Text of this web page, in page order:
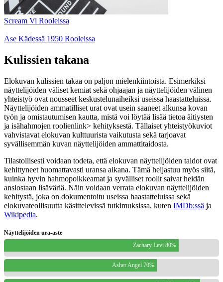
Scream Vi Rooleissa
Ase Kädessä 1950 Rooleissa
Kulissien takana
Elokuvan kulissien takaa on paljon mielenkiintoista. Esimerkiksi
näyttelijöiden väliset kemiat sekä ohjaajan ja näyttelijöiden välinen
yhteistyö ovat nousseet keskustelunaiheiksi useissa haastatteluissa.
Näyttelijöiden ammatilliset urat ovat usein saaneet alkunsa kovan
työn ja omistautumisen kautta, mistä voi löytää lisää tietoa äitiysten
ja isähahmojen roolienlink> kehityksestä. Tällaiset yhteistyökuviot
vahvistavat elokuvan kulttuurista vaikutusta sekä tarjoavat
syvällisemmän kuvan näyttelijöiden ammattitaidosta.
Tilastollisesti voidaan todeta, että elokuvan näyttelijöiden taidot ovat
kehittyneet huomattavasti uransa aikana. Tämä heijastuu myös siitä,
kuinka hyvin hahmopoikkeamat ja syvälliset roolit saivat heidän
ansiostaan lisäväriä. Näin voidaan verrata elokuvan näyttelijöiden
kehitystä, joka on dokumentoitu useissa haastatteluissa sekä
elokuvateollisuutta käsittelevissä tutkimuksissa, kuten IMDb:ssä ja
Wikipedia.
Näyttelijöiden ura-aste
Zachary Levi 80%
Asher Angel 70%